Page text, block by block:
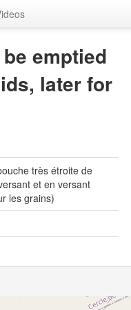
emptied
later for
très étroite de
et en versant
les grains)